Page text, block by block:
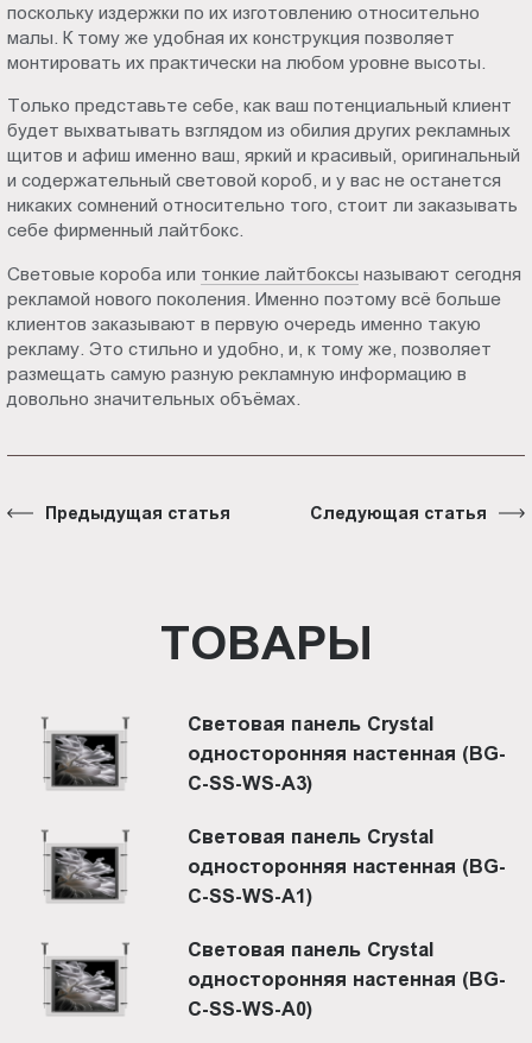
поскольку издержки по их изготовлению относительно
малы. К тому же удобная их конструкция позволяет
монтировать их практически на любом уровне высоты.
Только представьте себе, как ваш потенциальный клиент
будет выхватывать взглядом из обилия других рекламных
щитов и афиш именно ваш, яркий и красивый, оригинальный
и содержательный световой короб, и у вас не останется
никаких сомнений относительно того, стоит ли заказывать
себе фирменный лайтбокс.
Световые короба или тонкие лайтбоксы называют сегодня
рекламой нового поколения. Именно поэтому всё больше
клиентов заказывают в первую очередь именно такую
рекламу. Это стильно и удобно, и, к тому же, позволяет
размещать самую разную рекламную информацию в
довольно значительных объёмах.
Предыдущая статья Следующая статья
ТОВАРЫ
Световая панель Crystal
односторонняя настенная (BG-
C-SS-WS-A3)
Световая панель Crystal
односторонняя настенная (BG-
C-SS-WS-A1)
Световая панель Crystal
односторонняя настенная (BG-
C-SS-WS-A0)